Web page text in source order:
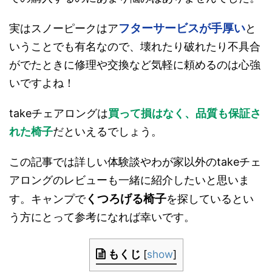
実はスノーピークはアフターサービスが手厚いと
いうことでも有名なので、壊れたり破れたり不具合
がでたときに修理や交換など気軽に頼めるのは心強
いですよね！
takeチェアロングは買って損はなく、品質も保証さ
れた椅子だといえるでしょう。
この記事では詳しい体験談やわが家以外のtakeチェ
アロングのレビューも一緒に紹介したいと思いま
す。キャンプでくつろげる椅子を探しているとい
う方にとって参考になれば幸いです。
もくじ [show]